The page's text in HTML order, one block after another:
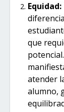
Equidad:
que
atender
alumno,